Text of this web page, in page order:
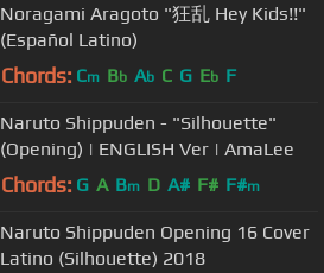
Noragami Aragoto "狂乱 Hey Kids!!"
(Español Latino)
Chords: Cm Bb Ab C G Eb F
Naruto Shippuden - "Silhouette"
(Opening) | ENGLISH Ver | AmaLee
Chords: G A Bm D A# F# F#m
Naruto Shippuden Opening 16 Cover
Latino (Silhouette) 2018